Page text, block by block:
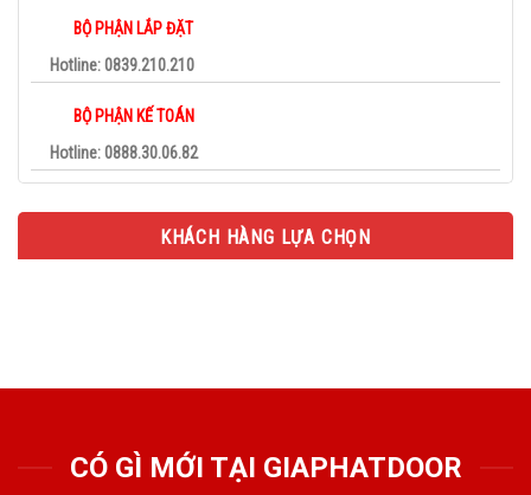
BỘ PHẬN LẮP ĐẶT
Hotline: 0839.210.210
BỘ PHẬN KẾ TOÁN
Hotline: 0888.30.06.82
KHÁCH HÀNG LỰA CHỌN
CÓ GÌ MỚI TẠI GIAPHATDOOR